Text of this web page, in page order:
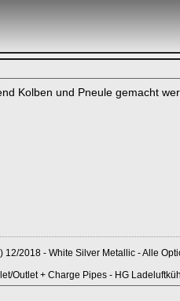
Kolben und Pneule gemacht
12/2018 - White Silver Metallic - Alle
Outlet + Charge Pipes - HG